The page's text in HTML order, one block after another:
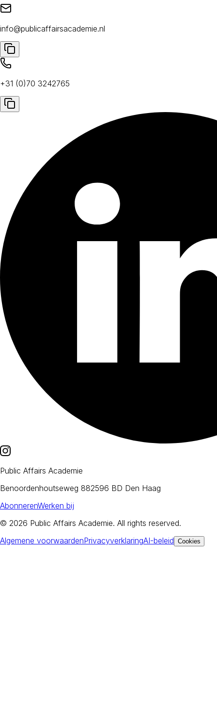
info@publicaffairsacademie.nl
+31 (0)70 3242765
Public Affairs Academie
Benoordenhoutseweg 882596 BD Den Haag
AbonnerenWerken bij
© 2026 Public Affairs Academie. All rights reserved.
Algemene voorwaardenPrivacyverklaringAI-beleid Cookies